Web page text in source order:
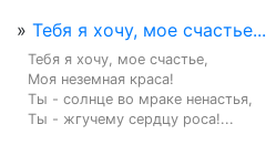
» Тебя я хочу, мое счастье...
Тебя я хочу, мое счастье,
Моя неземная краса!
Ты - солнце во мраке ненастья,
Ты - жгучему сердцу роса!...